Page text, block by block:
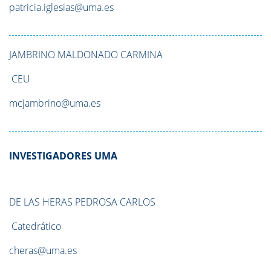
patricia.iglesias@uma.es
JAMBRINO MALDONADO CARMINA
CEU
mcjambrino@uma.es
INVESTIGADORES UMA
DE LAS HERAS PEDROSA CARLOS
Catedrático
cheras@uma.es